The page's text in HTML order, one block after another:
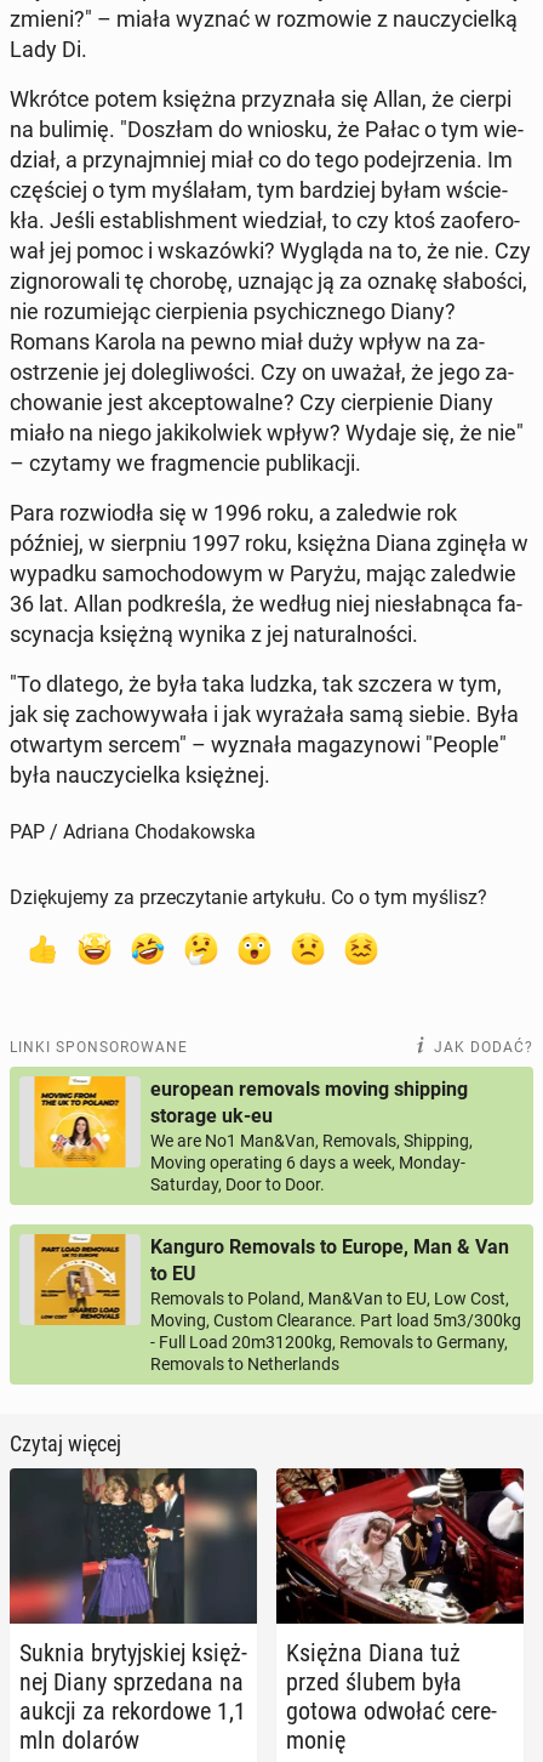
zmieni?" – miała wyznać w roz­mo­wie z na­uczy­ciel­ką
Lady Di.
Wkrótce potem księżna przy­zna­ła się Allan, że cierpi
na bulimię. "Doszłam do wniosku, że Pałac o tym wie­
dział, a przy­naj­mniej miał co do tego po­dej­rze­nia. Im
czę­ściej o tym my­śla­łam, tym bar­dziej byłam wście­
kła. Jeśli es­ta­bli­sh­ment wie­dział, to czy ktoś za­ofe­ro­
wał jej pomoc i wska­zów­ki? Wygląda na to, że nie. Czy
zi­gno­ro­wa­li tę chorobę, uznając ją za oznakę sła­bo­ści,
nie ro­zu­mie­jąc cier­pie­nia psy­chicz­ne­go Diany?
Romans Karola na pewno miał duży wpływ na za­
ostrze­nie jej do­le­gli­wo­ści. Czy on uważał, że jego za­
cho­wa­nie jest ak­cep­to­wal­ne? Czy cier­pie­nie Diany
miało na niego ja­ki­kol­wiek wpływ? Wydaje się, że nie"
– czytamy we frag­men­cie pu­bli­ka­cji.
Para roz­wio­dła się w 1996 roku, a za­le­d­wie rok
później, w sierp­niu 1997 roku, księżna Diana zginęła w
wypadku sa­mo­cho­do­wym w Paryżu, mając za­le­d­wie
36 lat. Allan pod­kre­śla, że według niej nie­słab­ną­ca fa­
scy­na­cja księżną wynika z jej na­tu­ral­no­ści.
"To dlatego, że była taka ludzka, tak szczera w tym,
jak się za­cho­wy­wa­ła i jak wy­ra­ża­ła samą siebie. Była
otwar­tym sercem" – wyznała ma­ga­zy­no­wi "People"
była na­uczy­ciel­ka księż­nej.
PAP / Adriana Chodakowska
Dziękujemy za przeczytanie artykułu. Co o tym myślisz?
LINKI SPONSOROWANE JAK DODAĆ?
european removals moving shipping
storage uk-eu
We are No1 Man&Van, Removals, Shipping,
Moving operating 6 days a week, Monday-
Saturday, Door to Door.
Kanguro Removals to Europe, Man & Van
to EU
Removals to Poland, Man&Van to EU, Low Cost,
Moving, Custom Clearance. Part load 5m3/300kg
- Full Load 20m31200kg, Removals to Germany,
Removals to Netherlands
Czytaj więcej
Suknia bry­tyj­skiej księż­
nej Diany sprze­da­na na
aukcji za re­kor­do­we 1,1
mln dolarów
Księżna Diana tuż
przed ślubem była
gotowa odwołać ce­re­
mo­nię